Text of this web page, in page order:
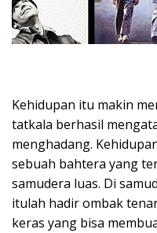
Kehidupan itu makin
tatkala berhasil
menghadang.
sebuah bahtera yang
samudera luas. Di
itulah hadir ombak
keras yang bisa